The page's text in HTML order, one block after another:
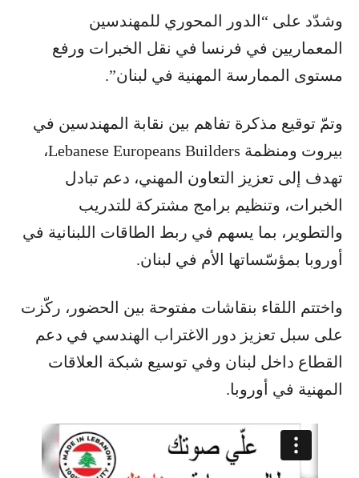
وشدّد على “الدور المحوري للمهندسين
المعماريين في فرنسا في نقل الخبرات ورفع
مستوى الممارسة المهنية في لبنان”.
وتمّ توقيع مذكرة تفاهم بين نقابة المهندسين في
بيروت ومنظمة Lebanese Europeans Builders،
تهدف إلى تعزيز التعاون المهني، دعم تبادل
الخبرات، وتنظيم برامج مشتركة للتدريب
والتطوير، بما يسهم في ربط الطاقات اللبنانية في
أوروبا بمؤسّساتها الأم في لبنان.
واختتم اللقاء بنقاشات مفتوحة بين الحضور، ركّزت
على سبل تعزيز دور الاغتراب الهندسي في دعم
القطاع داخل لبنان وفي توسيع شبكة العلاقات
المهنية في أوروبا.